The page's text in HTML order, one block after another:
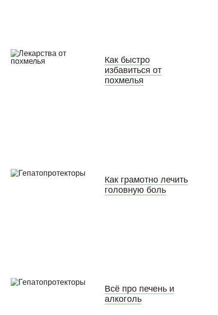
Как быстро
избавиться от
похмелья
Как грамотно лечить
головную боль
Всё про печень и
алкоголь